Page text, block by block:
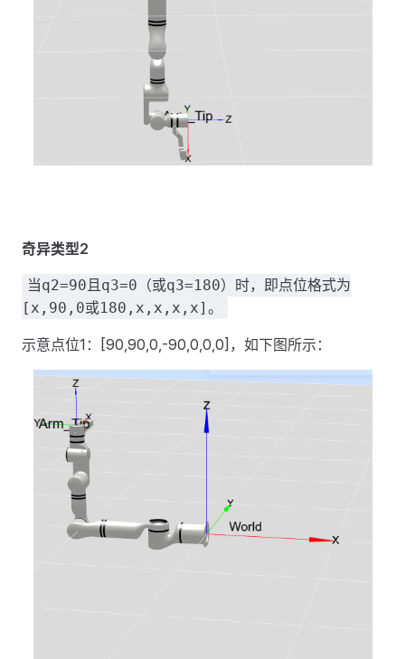
奇异类型2
当q2=90且q3=0（或q3=180）时，即点位格式为
[x,90,0或180,x,x,x,x]。
示意点位1：[90,90,0,-90,0,0,0]，如下图所示：